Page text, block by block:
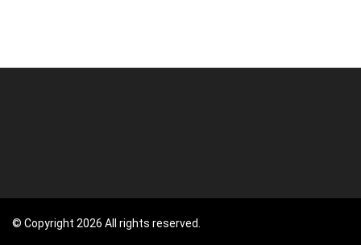
© Copyright 2026 All rights reserved.